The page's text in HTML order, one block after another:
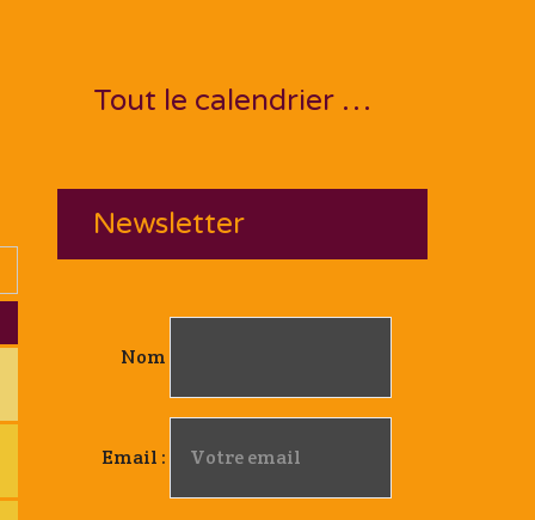
Tout le calendrier …
Newsletter
Nom
Email :